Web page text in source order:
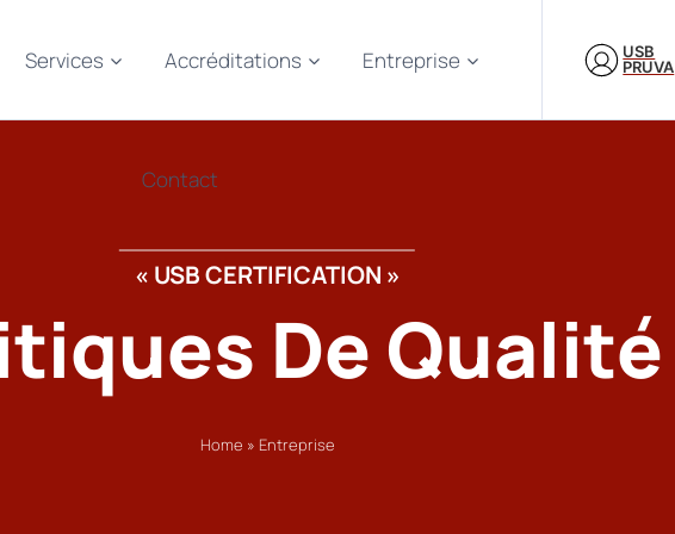
Services Accréditations Entreprise
Contact
USB
PRUVA
« USB CERTIFICATION »
De Qualité
Home » Entreprise